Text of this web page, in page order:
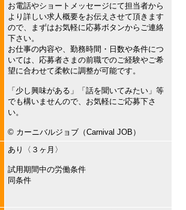
お電話やショートメッセージにて担当者から
より詳しい求人概要をお伝えさせて頂きます
ので、まずはお気軽に応募ボタンからご連絡
下さい。
お仕事の内容や、勤務時間・日数や条件につ
いては、応募者さまの前職でのご経験やご希
望に合わせて柔軟に調整が可能です。
「少し興味がある」「話を聞いてみたい」等
でも構いませんので、お気軽にご応募下さ
い。
©︎ カーニバルジョブ（Carnival JOB）
あり〈３ヶ月〉
試用期間中の労働条件
同条件